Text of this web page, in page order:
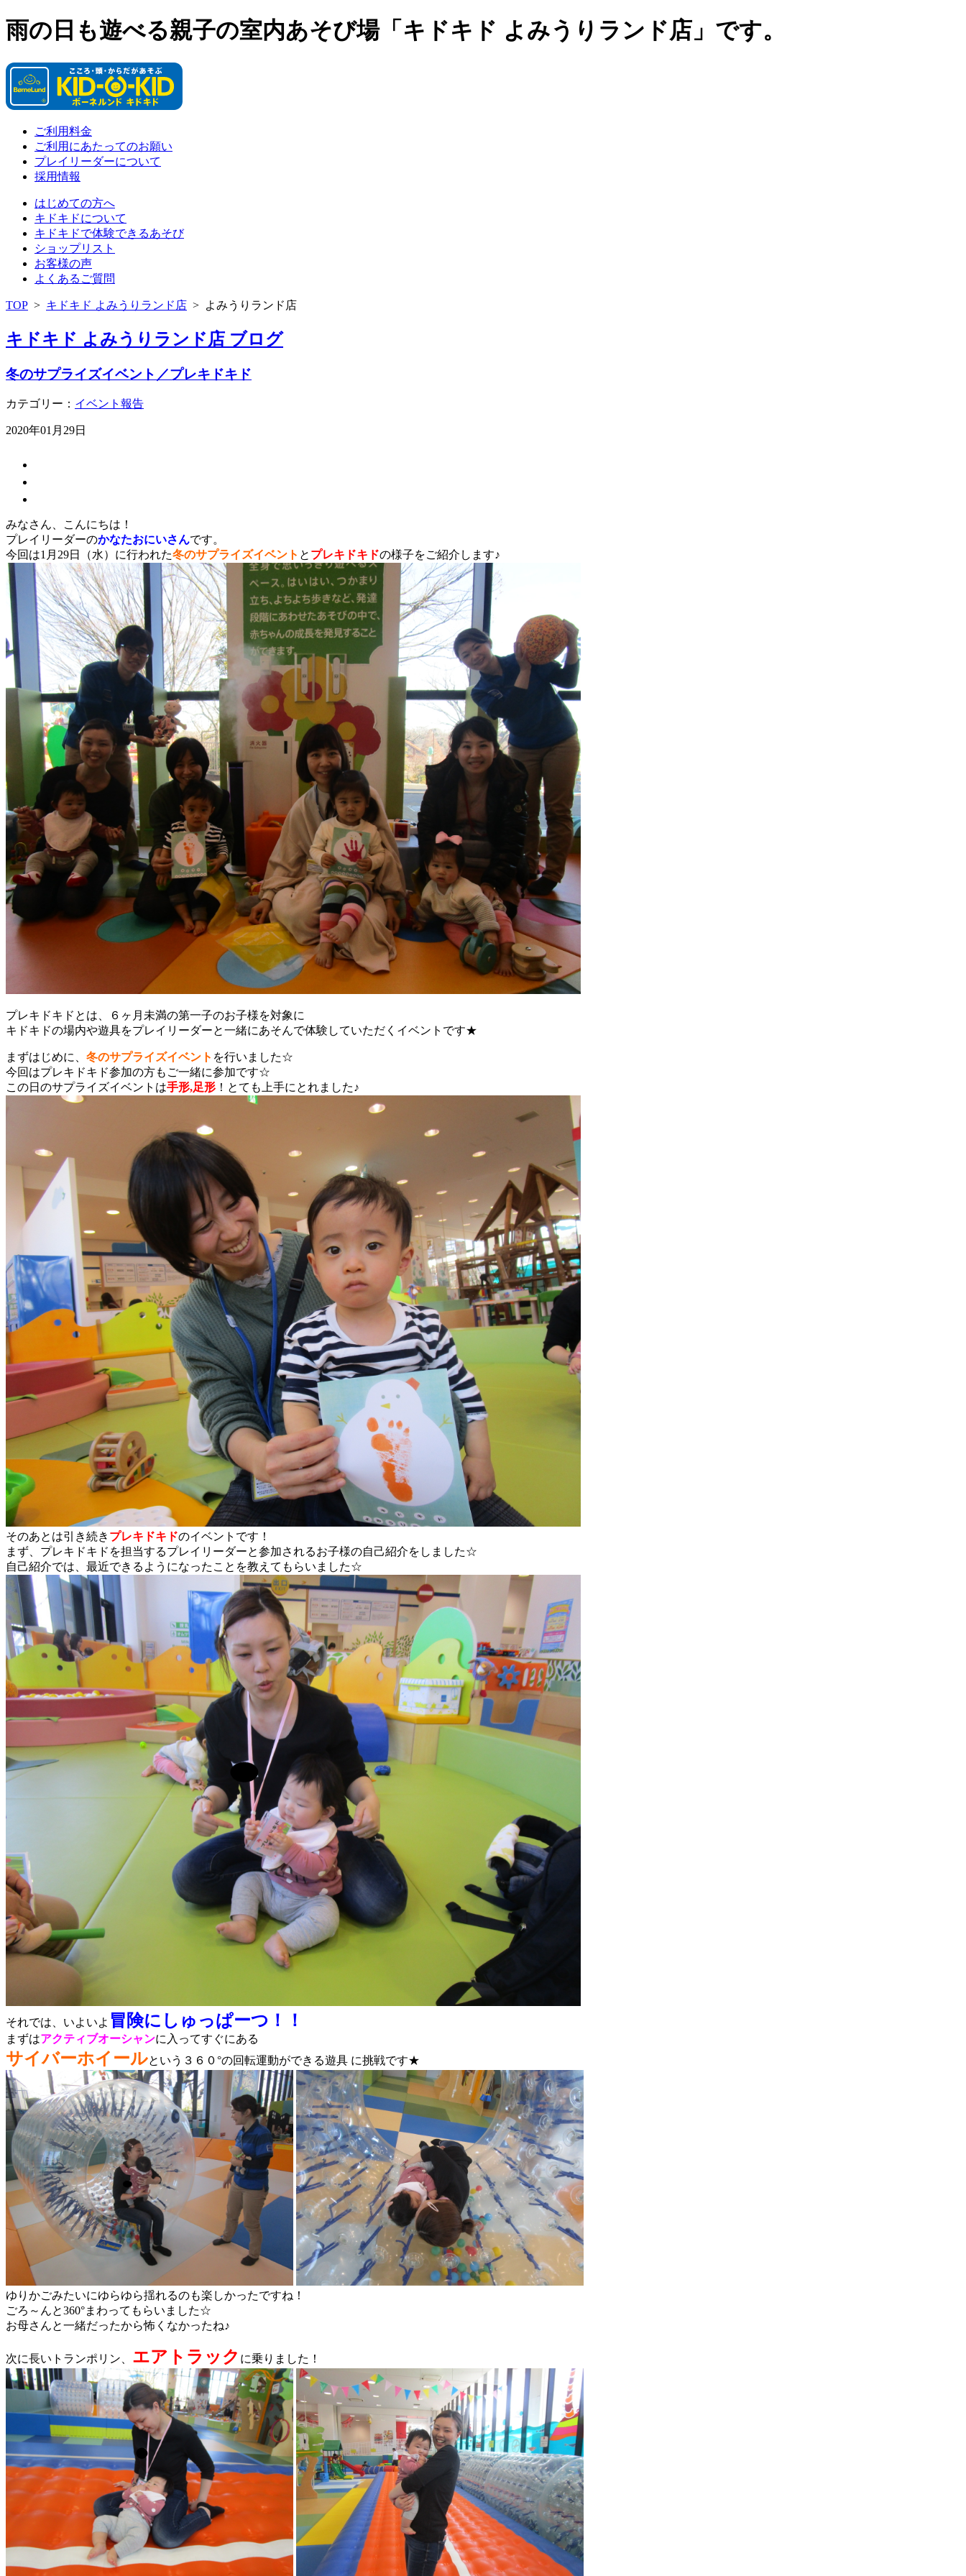
雨の日も遊べる親子の室内あそび場「キドキド よみうりランド店」です。
ご利用料金
ご利用にあたってのお願い
プレイリーダーについて
採用情報
はじめての方へ
キドキドについて
キドキドで体験できるあそび
ショップリスト
お客様の声
よくあるご質問
TOP > キドキド よみうりランド店 > よみうりランド店
キドキド よみうりランド店 ブログ
冬のサプライズイベント／プレキドキド
カテゴリー： イベント報告
2020年01月29日
みなさん、こんにちは！
プレイリーダーのかなたおにいさんです。
今回は1月29日（水）に行われた冬のサプライズイベント と プレキドキドの様子をご紹介します♪
プレキドキドとは、６ヶ月未満の第一子のお子様を対象に
キドキドの場内や遊具をプレイリーダーと一緒にあそんで体験していただくイベントです★
まずはじめに、 冬のサプライズイベント を行いました☆
今回はプレキドキド参加の方もご一緒に参加です☆
この日のサプライズイベントは手形,足形 ！ とても上手にとれました♪
そのあとは引き続き プレキドキドのイベントです！
まず、プレキドキドを担当するプレイリーダーと参加されるお子様の自己紹介をしました☆
自己紹介では、最近できるようになったことを教えてもらいました☆
それでは、いよいよ 冒険にしゅっぱーつ！！
まずはアクティブオーシャンに入ってすぐにある
サイバーホイールという３６０°の回転運動ができる遊具 に挑戦です★
ゆりかごみたいにゆらゆら揺れるのも楽しかったですね！
ごろ～んと360°まわってもらいました☆
お母さんと一緒だったから怖くなかったね♪
次に長いトランポリン、 エアトラック に乗りました！